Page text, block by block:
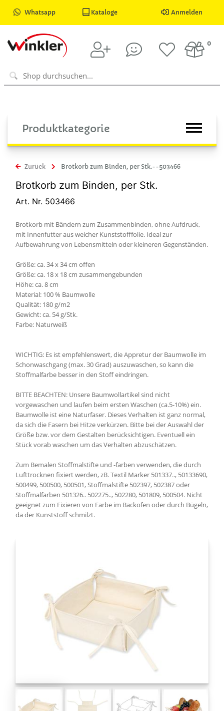
Whatsapp Kataloge Anmelden
0
Produktkategorie
Zurück Brotkorb zum Binden, per Stk.--503466
Brotkorb zum Binden, per Stk.
Art. Nr. 503466
Brotkorb mit Bändern zum Zusammenbinden, ohne Aufdruck,
mit Innenfutter aus weicher Kunststofffolie. Ideal zur
Aufbewahrung von Lebensmitteln oder kleineren Gegenständen.
Größe: ca. 34 x 34 cm offen
Größe: ca. 18 x 18 cm zusammengebunden
Höhe: ca. 8 cm
Material: 100 % Baumwolle
Qualität: 180 g/m2
Gewicht: ca. 54 g/Stk.
Farbe: Naturweiß
WICHTIG: Es ist empfehlenswert, die Appretur der Baumwolle im
Schonwaschgang (max. 30 Grad) auszuwaschen, so kann die
Stoffmalfarbe besser in den Stoff eindringen.
BITTE BEACHTEN: Unsere Baumwollartikel sind nicht
vorgewaschen und laufen beim ersten Waschen (ca.5-10%) ein.
Baumwolle ist eine Naturfaser. Dieses Verhalten ist ganz normal,
da sich die Fasern bei Hitze verkürzen. Bitte bei der Auswahl der
Größe bzw. vor dem Gestalten berücksichtigen. Eventuell ein
Stück vorab waschen um das Verhalten abzuschätzen.
Zum Bemalen Stoffmalstifte und -farben verwenden, die durch
Lufttrocknen fixiert werden, zB. Textil Marker 501337.., 50133690,
500499, 500500, 500501, Stoffmalstifte 502397, 502387 oder
Stoffmalfarben 501326.. 502275.., 502280, 501809, 500504. Nicht
geeignet zum Fixieren von Farbe im Backofen oder durch Bügeln,
da der Kunststoff schmilzt.